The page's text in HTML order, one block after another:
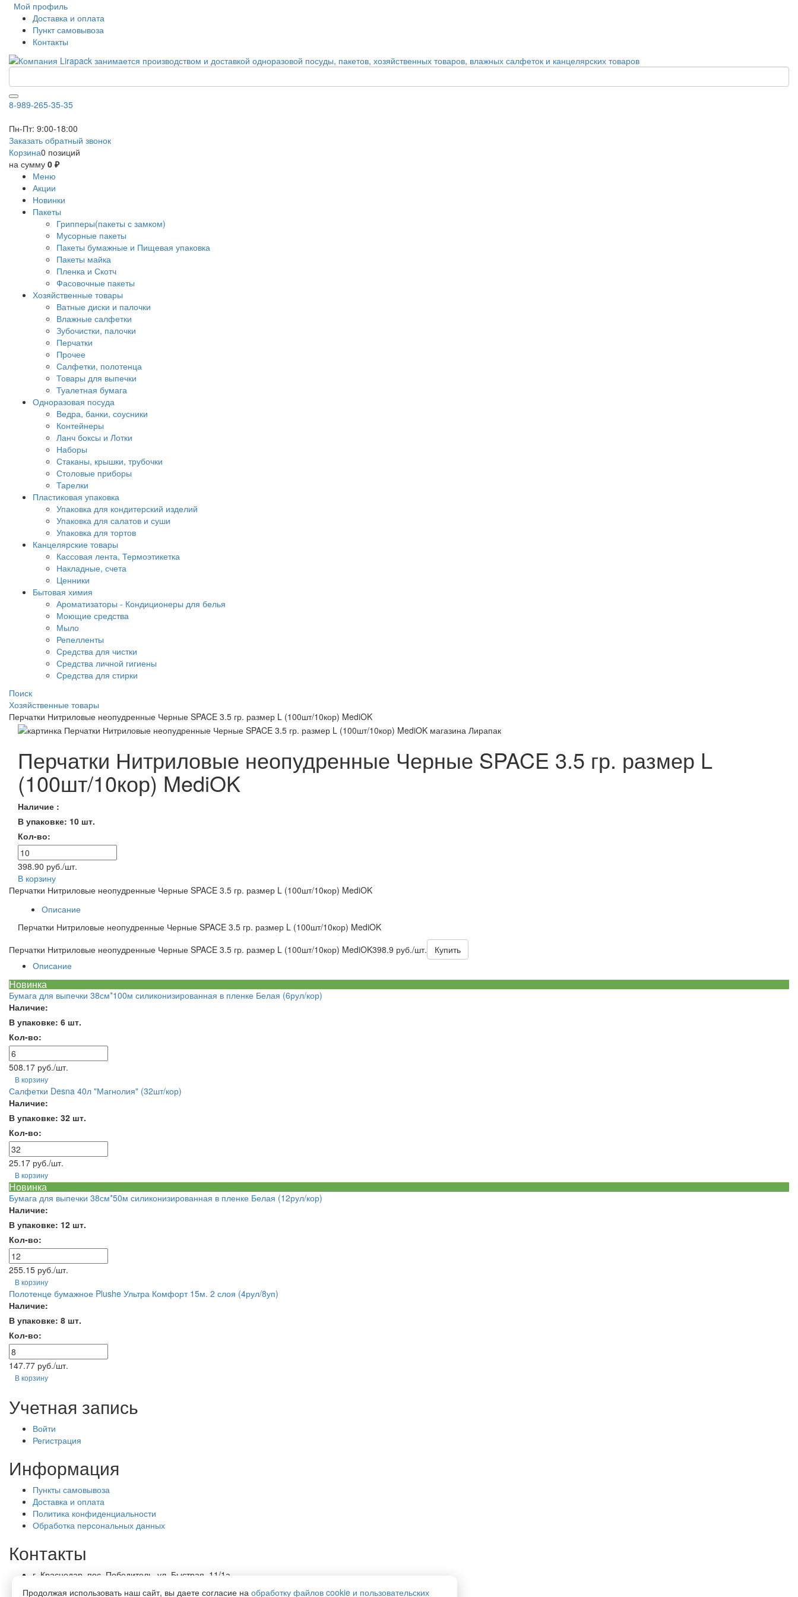
Мой профиль
Доставка и оплата
Пункт самовывоза
Контакты
8-989-265-35-35
Пн-Пт: 9:00-18:00
Заказать обратный звонок
Корзина0 позиций
на сумму 0 ₽
Меню
Акции
Новинки
Пакеты
Грипперы(пакеты с замком)
Мусорные пакеты
Пакеты бумажные и Пищевая упаковка
Пакеты майка
Пленка и Скотч
Фасовочные пакеты
Хозяйственные товары
Ватные диски и палочки
Влажные салфетки
Зубочистки, палочки
Перчатки
Прочее
Салфетки, полотенца
Товары для выпечки
Туалетная бумага
Одноразовая посуда
Ведра, банки, соусники
Контейнеры
Ланч боксы и Лотки
Наборы
Стаканы, крышки, трубочки
Столовые приборы
Тарелки
Пластиковая упаковка
Упаковка для кондитерский изделий
Упаковка для салатов и суши
Упаковка для тортов
Канцелярские товары
Кассовая лента, Термоэтикетка
Накладные, счета
Ценники
Бытовая химия
Ароматизаторы - Кондиционеры для белья
Моющие средства
Мыло
Репелленты
Средства для чистки
Средства личной гигиены
Средства для стирки
Поиск
Хозяйственные товары
Перчатки Нитриловые неопудренные Черные SPACE 3.5 гр. размер L (100шт/10кор) MediOK
Перчатки Нитриловые неопудренные Черные SPACE 3.5 гр. размер L
(100шт/10кор) MediOK
Наличие :
В упаковке: 10 шт.
Кол-во:
398.90 руб./шт.
В корзину
Перчатки Нитриловые неопудренные Черные SPACE 3.5 гр. размер L (100шт/10кор) MediOK
Описание
Перчатки Нитриловые неопудренные Черные SPACE 3.5 гр. размер L (100шт/10кор) MediOK
Перчатки Нитриловые неопудренные Черные SPACE 3.5 гр. размер L (100шт/10кор) MediOK398.9 руб./шт.
Купить
Описание
Новинка
Бумага для выпечки 38см*100м силиконизированная в пленке Белая (6рул/кор)
Наличие:
В упаковке: 6 шт.
Кол-во:
508.17 руб./шт.
В корзину
Салфетки Desna 40л "Магнолия" (32шт/кор)
Наличие:
В упаковке: 32 шт.
Кол-во:
25.17 руб./шт.
В корзину
Новинка
Бумага для выпечки 38см*50м силиконизированная в пленке Белая (12рул/кор)
Наличие:
В упаковке: 12 шт.
Кол-во:
255.15 руб./шт.
В корзину
Полотенце бумажное Plushe Ультра Комфорт 15м. 2 слоя (4рул/8уп)
Наличие:
В упаковке: 8 шт.
Кол-во:
147.77 руб./шт.
В корзину
Учетная запись
Войти
Регистрация
Информация
Пункты самовывоза
Доставка и оплата
Политика конфиденциальности
Обработка персональных данных
Контакты
г. Краснодар, пос. Победитель, ул. Быстрая, 11/1а
Продолжая использовать наш сайт, вы даете согласие на обработку файлов cookie и пользовательских